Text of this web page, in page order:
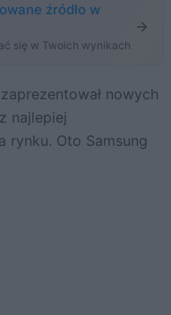
źródło w
się w Twoich wynikach
najlepiej
rynku. Oto Samsung